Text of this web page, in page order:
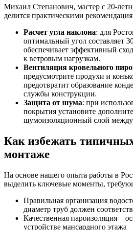
Михаил Степанович, мастер с 20-
делится практическими
Расчет угла наклона: для
оптимальный угол составляет
обеспечивает эффективный
к ветровым нагрузкам.
Вентиляция кровельного
предусмотрите продухи и
предотвратит образование
службы конструкции.
Защита от шума: при
покрытия установите
шумоизоляционный слой
Как избежать
монтаже
На основе нашего опыта работы в
выделить ключевые моменты,
Правильная организация
диаметр труб должен
Качественная пароизоляция –
устройстве мансардного этажа